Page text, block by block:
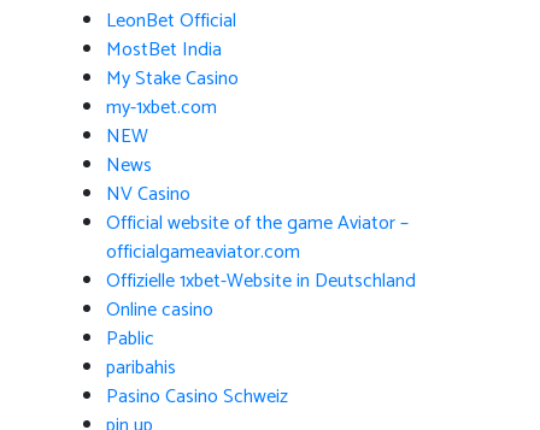
LeonBet Official
MostBet India
My Stake Casino
my-1xbet.com
NEW
News
NV Casino
Official website of the game Aviator –
officialgameaviator.com
Offizielle 1xbet-Website in Deutschland
Online casino
Pablic
paribahis
Pasino Casino Schweiz